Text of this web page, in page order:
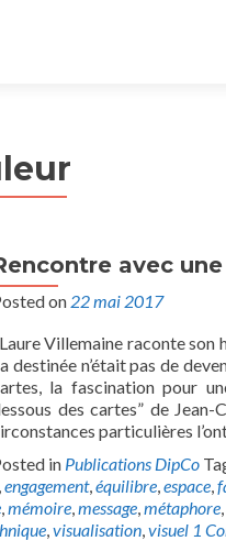
avec
on 22 mai 2017
Laure Villemaine raconte son
destinée n’était pas de
la fascination pour
des cartes” de
particulières
in Publications DipCo
,engagement,équilibre,espace,
,mémoire,message,métaphore,
,visualisation,visuel 1